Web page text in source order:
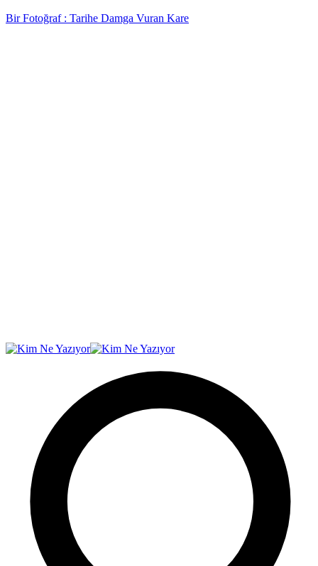
Bir Fotoğraf : Tarihe Damga Vuran Kare